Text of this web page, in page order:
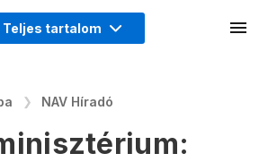
Teljes tartalom
NAV Híradó